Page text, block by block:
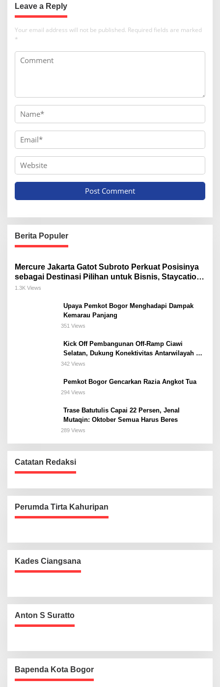
Leave a Reply
Your email address will not be published. Required fields are marked
*
Berita Populer
Mercure Jakarta Gatot Subroto Perkuat Posisinya
sebagai Destinasi Pilihan untuk Bisnis, Staycation,
Meeting, dan Kuliner di Jakarta Selatan
1.3K Views
Upaya Pemkot Bogor Menghadapi Dampak
Kemarau Panjang
351 Views
Kick Off Pembangunan Off-Ramp Ciawi
Selatan, Dukung Konektivitas Antarwilayah di
Bogor Selatan
342 Views
Pemkot Bogor Gencarkan Razia Angkot Tua
294 Views
Trase Batutulis Capai 22 Persen, Jenal
Mutaqin: Oktober Semua Harus Beres
289 Views
Catatan Redaksi
Perumda Tirta Kahuripan
Kades Ciangsana
Anton S Suratto
Bapenda Kota Bogor